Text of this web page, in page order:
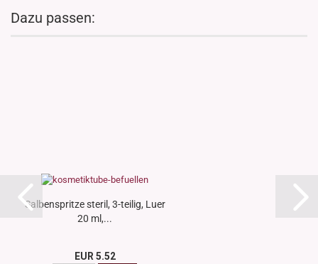
Dazu passen:
Salbenspritze steril, 3-teilig, Luer
20 ml,...
EUR 5.52